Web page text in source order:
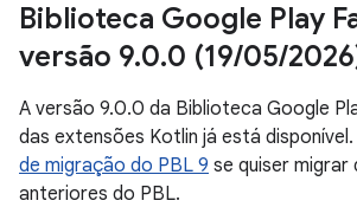
Biblioteca Google Play
versão 9.0.0 (19/05/
A versão 9.0.0 da Biblioteca Google
das extensões Kotlin já está
de migração do PBL 9 se quiser migrar
anteriores do PBL.